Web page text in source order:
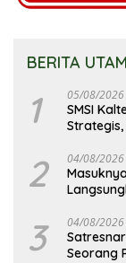
BERITA
1 05/08/2026
SMSI
2 04/08/2026
3 04/08/2026
Seorang